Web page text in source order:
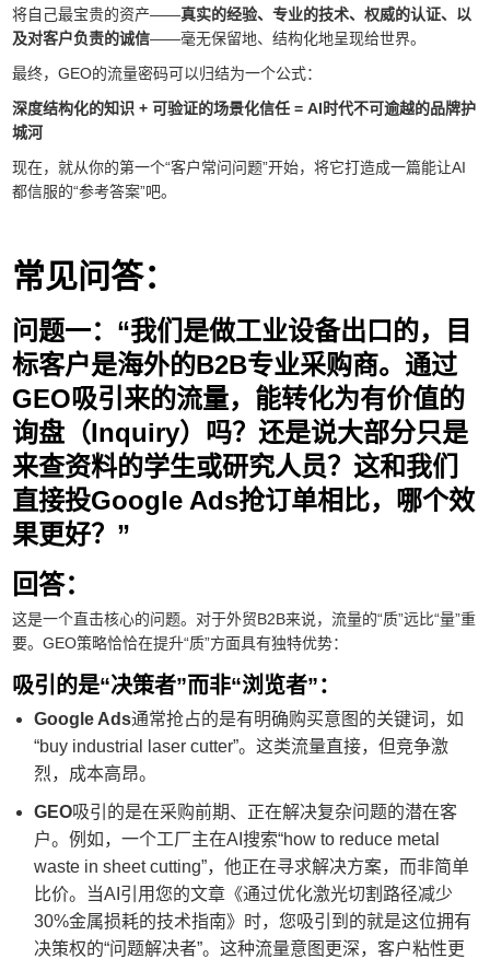
将自己最宝贵的资产——真实的经验、专业的技术、权威的认证、以
及对客户负责的诚信——毫无保留地、结构化地呈现给世界。
最终，GEO的流量密码可以归结为一个公式：
深度结构化的知识 + 可验证的场景化信任 = AI时代不可逾越的品牌护
城河
现在，就从你的第一个“客户常问问题”开始，将它打造成一篇能让AI
都信服的“参考答案”吧。
常见问答：
问题一：“我们是做工业设备出口的，目
标客户是海外的B2B专业采购商。通过
GEO吸引来的流量，能转化为有价值的
询盘（Inquiry）吗？还是说大部分只是
来查资料的学生或研究人员？这和我们
直接投Google Ads抢订单相比，哪个效
果更好？”
回答：
这是一个直击核心的问题。对于外贸B2B来说，流量的“质”远比“量”重
要。GEO策略恰恰在提升“质”方面具有独特优势：
吸引的是“决策者”而非“浏览者”：
Google Ads通常抢占的是有明确购买意图的关键词，如
“buy industrial laser cutter”。这类流量直接，但竞争激
烈，成本高昂。
GEO吸引的是在采购前期、正在解决复杂问题的潜在客
户。例如，一个工厂主在AI搜索“how to reduce metal
waste in sheet cutting”，他正在寻求解决方案，而非简单
比价。当AI引用您的文章《通过优化激光切割路径减少
30%金属损耗的技术指南》时，您吸引到的就是这位拥有
决策权的“问题解决者”。这种流量意图更深，客户粘性更